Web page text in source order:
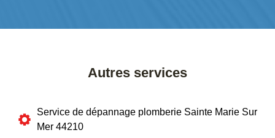
Autres services
Service de dépannage plomberie Sainte Marie Sur
Mer 44210